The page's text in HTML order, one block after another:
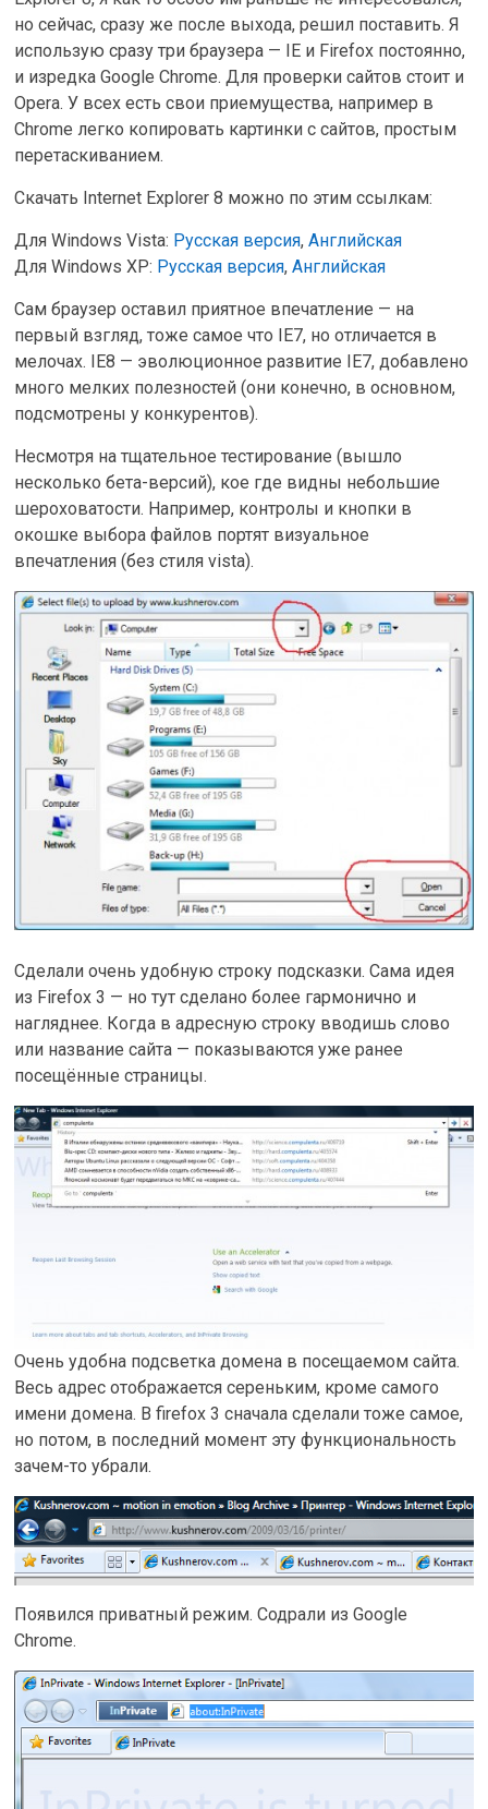
но сейчас, сразу же после выхода, решил поставить. Я
использую сразу три браузера — IE и Firefox постоянно,
и изредка Google Chrome. Для проверки сайтов стоит и
Opera. У всех есть свои приемущества, например в
Chrome легко копировать картинки с сайтов, простым
перетаскиванием.
Скачать Internet Explorer 8 можно по этим ссылкам:
Для Windows Vista: Русская версия,Английская
Для Windows XP: Русская версия,Английская
Сам браузер оставил приятное впечатление — на
первый взгляд, тоже самое что IE7, но отличается в
мелочах. IE8 — эволюционное развитие IE7, добавлено
много мелких полезностей (они конечно, в основном,
подсмотрены у конкурентов).
Несмотря на тщательное тестирование (вышло
несколько бета-версий), кое где видны небольшие
шероховатости. Например, контролы и кнопки в
окошке выбора файлов портят визуальное
впечатления (без стиля vista).
Cделали очень удобную строку подсказки. Сама идея
из Firefox 3 — но тут сделано более гармонично и
нагляднее. Когда в адресную строку вводишь слово
или название сайта — показываются уже ранее
посещённые страницы.
Очень удобна подсветка домена в посещаемом сайта.
Весь адрес отображается сереньким, кроме самого
имени домена. В firefox 3 сначала сделали тоже самое,
но потом, в последний момент эту функциональность
зачем-то убрали.
Появился приватный режим. Содрали из Google
Chrome.